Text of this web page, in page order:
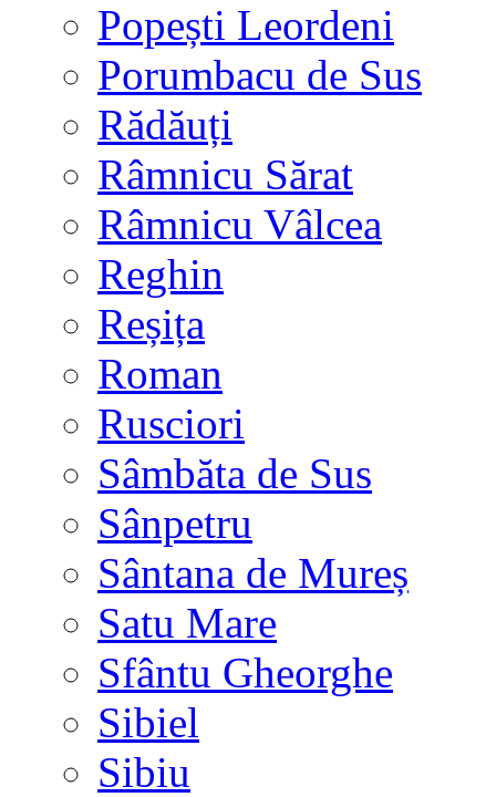
Popești Leordeni
Porumbacu de Sus
Rădăuți
Râmnicu Sărat
Râmnicu Vâlcea
Reghin
Reșița
Roman
Rusciori
Sâmbăta de Sus
Sânpetru
Sântana de Mureș
Satu Mare
Sfântu Gheorghe
Sibiel
Sibiu